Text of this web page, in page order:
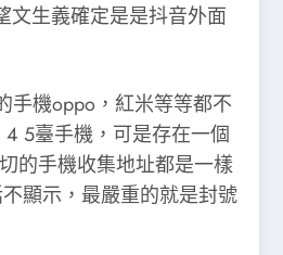
文生義確定是是抖音外面
手機oppo，紅米等等都不
4 5臺手機，可是存在一個
的手機收集地址都是一樣
顯示，最嚴重的就是封號